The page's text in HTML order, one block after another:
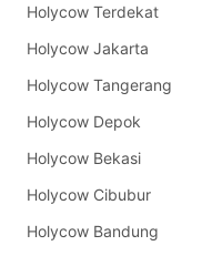
Holycow Terdekat
Holycow Jakarta
Holycow Tangerang
Holycow Depok
Holycow Bekasi
Holycow Cibubur
Holycow Bandung